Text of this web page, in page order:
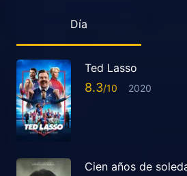
Día
Ted Lasso
8.3 2020
Cien años de